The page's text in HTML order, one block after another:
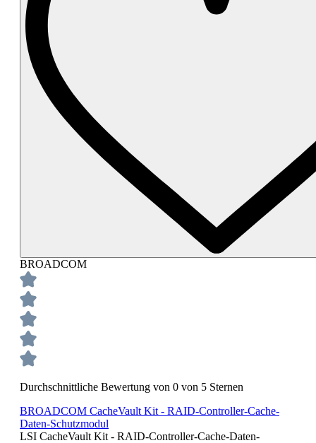
BROADCOM
Durchschnittliche Bewertung von 0 von 5 Sternen
BROADCOM CacheVault Kit - RAID-Controller-Cache-
Daten-Schutzmodul
LSI CacheVault Kit - RAID-Controller-Cache-Daten-